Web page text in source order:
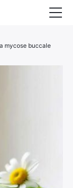
mycose buccale